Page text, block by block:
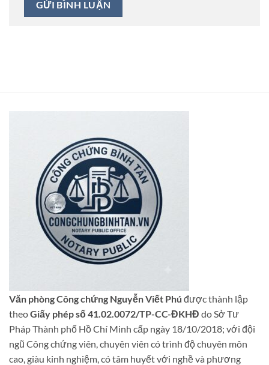
Văn phòng Công chứng Nguyễn Viết Phú được thành lập
theoGiấy phép số 41.02.0072/TP-CC-ĐKHĐ do Sở Tư
Pháp Thành phố Hồ Chí Minh cấp ngày 18/10/2018; với đội
ngũ Công chứng viên, chuyên viên có trình độ chuyên môn
cao, giàu kinh nghiệm, có tâm huyết với nghề và phương